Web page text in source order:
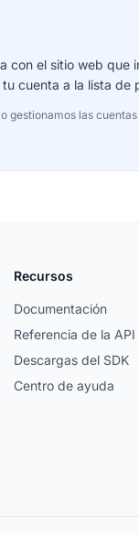
con el sitio web
cuenta a la lista de
gestionamos las
Recursos
Documentación
Referencia de la API
Descargas del SDK
Centro de ayuda